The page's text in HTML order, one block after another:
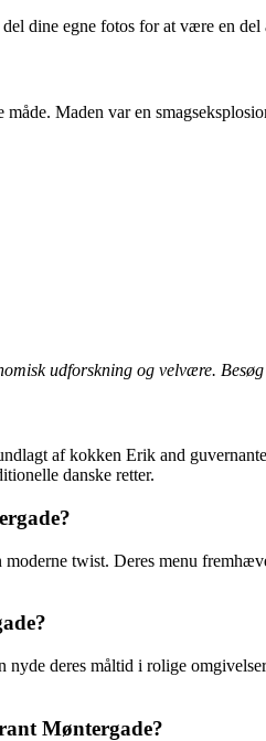
dine egne fotos for at være en
Maden var en
udforskning og velvære.
af kokken Erik and
danske retter.
twist. Deres menu
deres måltid i rolige
Møntergade?